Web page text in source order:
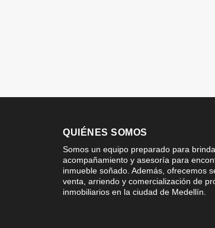
QUIÉNES SOMOS
Somos un equipo preparado para
acompañamiento y asesoría para
inmueble soñado. Además, ofrecemos
venta, arriendo y comercialización de
inmobiliarios en la ciudad de Medellín.